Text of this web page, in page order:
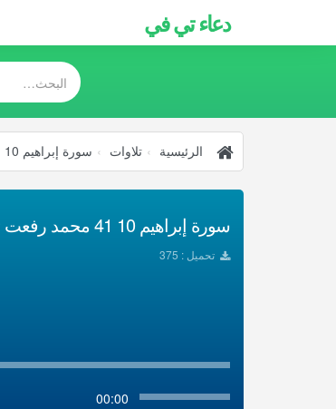
دعاء تي في
الرئيسية تلاوات سورة إبراهيم 10 41 محمد رفعت تلاوات مجودة
سورة إبراهيم 10 41 محمد رفعت تلاوات مجودة تحميل Mp3
تحميل : 375
00:00